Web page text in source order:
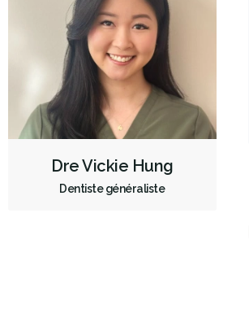
la bouche
de l'ATM
Radiographies numériques
Radiographies traditionnelles
de clinique
Urgence - soir
Traitement de canal
Dre Vickie Hung
Dentiste généraliste